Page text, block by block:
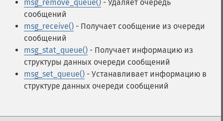
msg_remove_queue() - Удаляет очередь
сообщений
msg_receive() - Получает сообщение из очереди
сообщений
msg_stat_queue() - Получает информацию из
структуры данных очереди сообщений
msg_set_queue() - Устанавливает информацию в
структуре данных очереди сообщений